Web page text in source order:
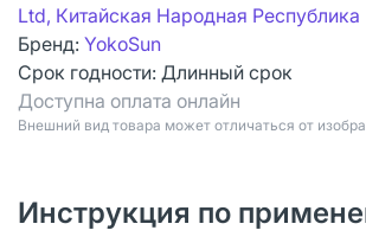
Ltd, Китайская Народная Республика
Бренд: YokoSun
Срок годности: Длинный срок
Доступна оплата онлайн
Bнешний вид товара может отличаться от
Инструкция по